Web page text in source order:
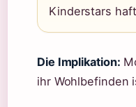
Kinderstars
Die Implikation:
ihr Wohlbefinden